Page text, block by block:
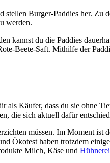
Burger-Paddies her. Zu
werden.
kannst du die Paddies
Beete-Saft. Mithilfe der
als Käufer, dass du sie ohne
die sich aktuell dafür
müssen. Im Moment
Ökotest haben trotzdem
Milch, Käse und